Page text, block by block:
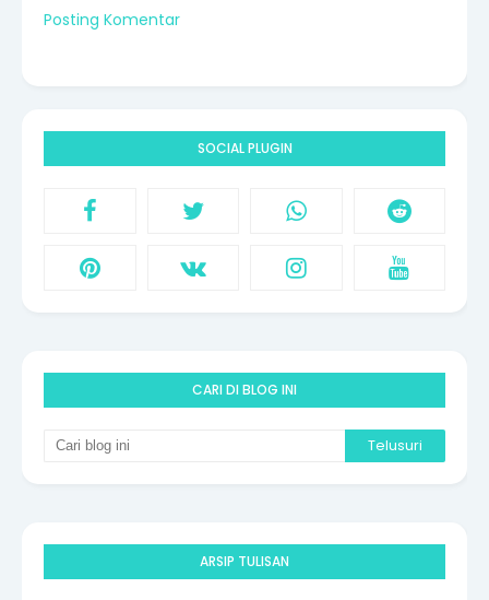
Posting Komentar
SOCIAL PLUGIN
CARI DI BLOG INI
ARSIP TULISAN